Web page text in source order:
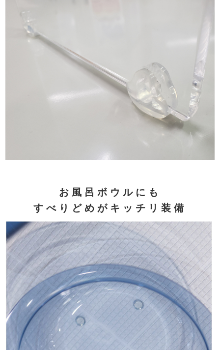
お風呂ボウルにも
すべりどめがキッチリ装備